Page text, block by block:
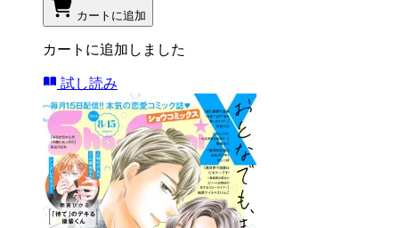
カートに追加
カートに追加しました
試し読み